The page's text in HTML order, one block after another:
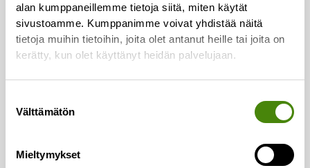
alan kumppaneillemme tietoja siitä, miten käytät
sivustoamme. Kumppanimme voivat yhdistää näitä
tietoja muihin tietoihin, joita olet antanut heille tai joita on
kerätty, kun olet käyttänyt heidän palvelujaan.
valinta
Välttämätön
Mieltymykset
Yhteystiedot
Asiakaspalvelu:
Puh.(08) 410 8700
Puh.050 329 9617